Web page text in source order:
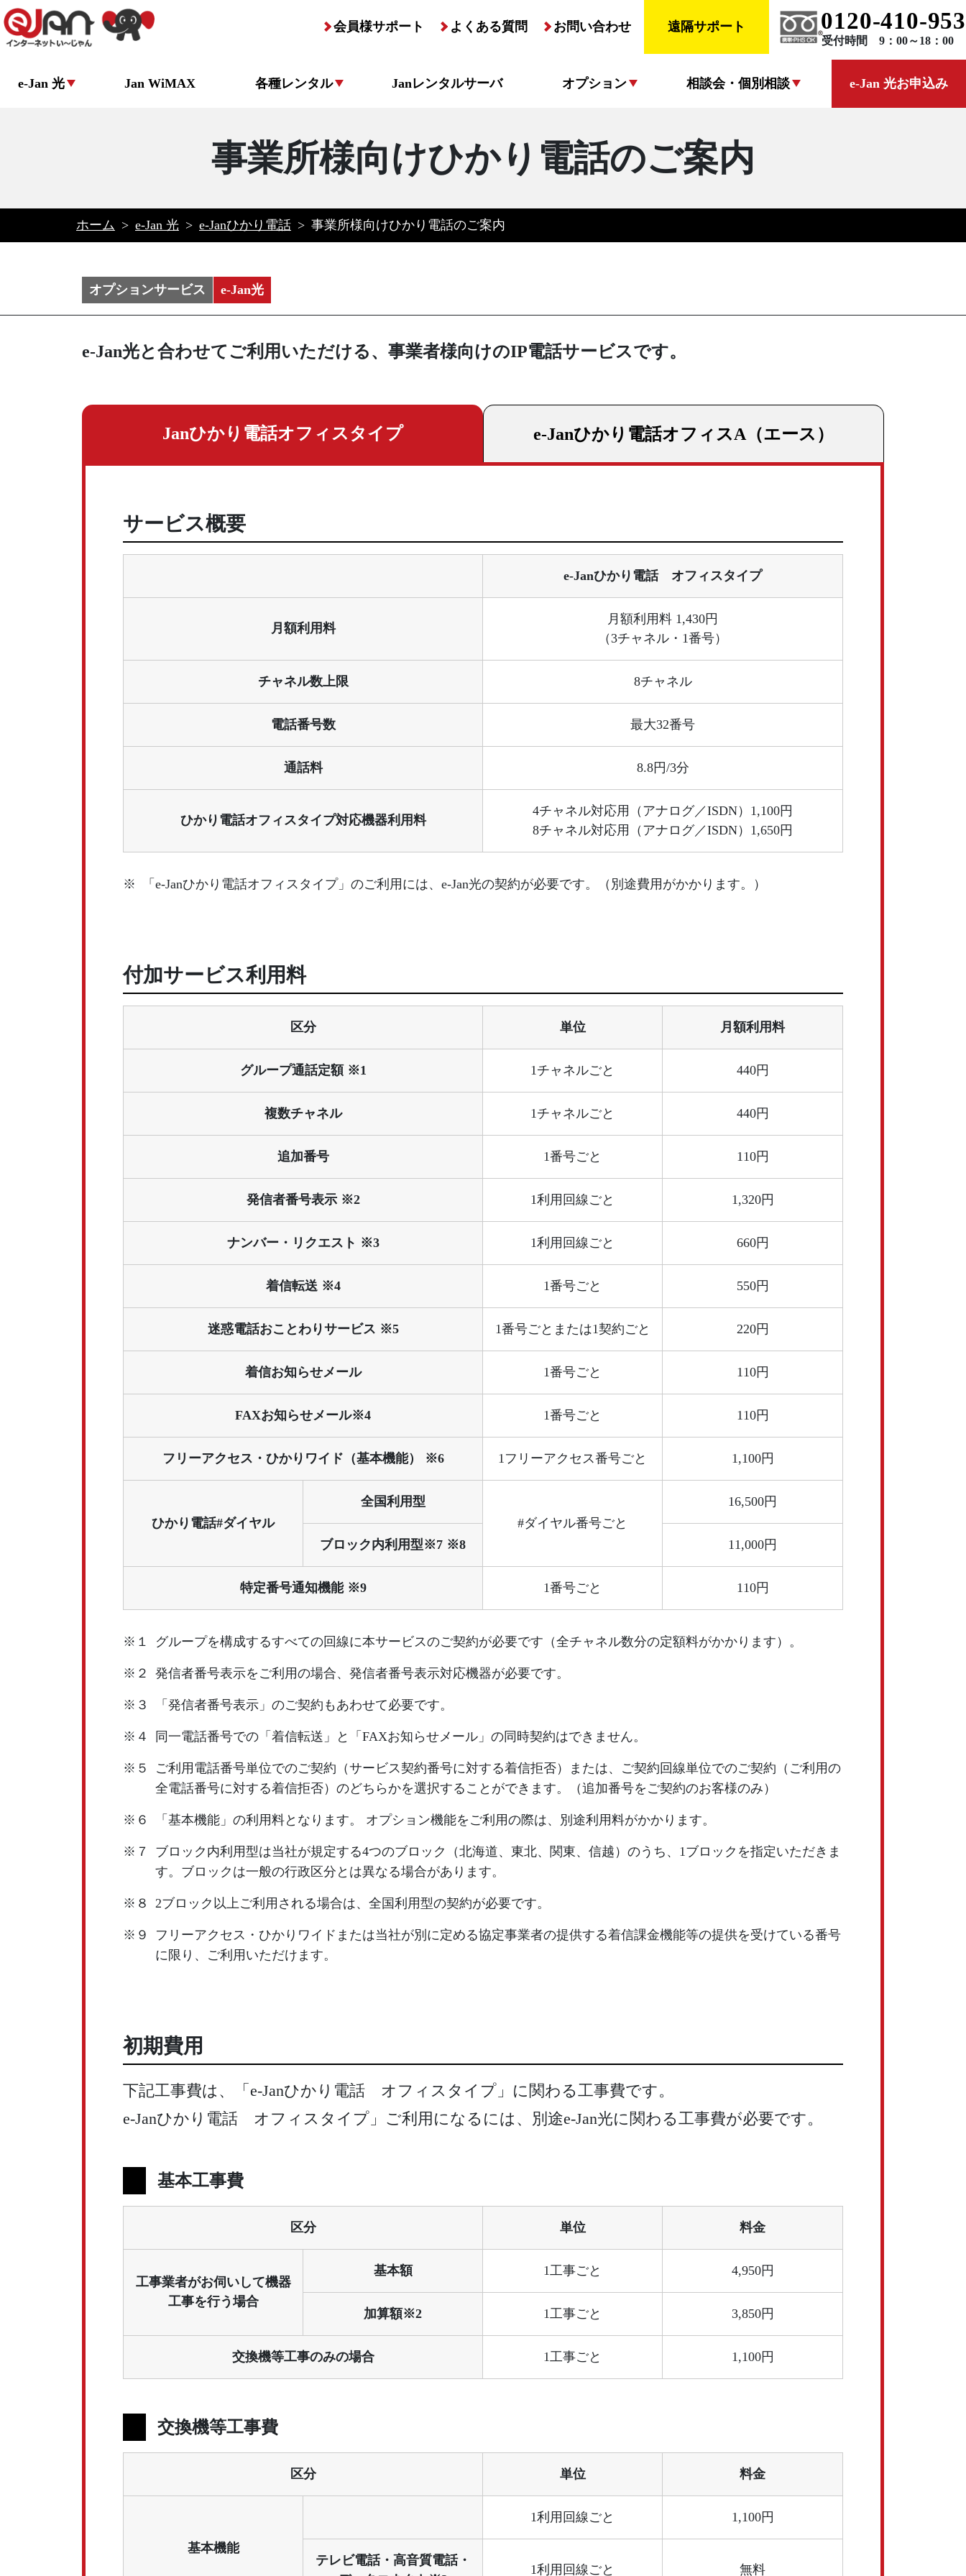
会員様サポート よくある質問 お問い合わせ 遠隔サポート 0120-410-953
受付時間 9：00～18：00
e-Jan 光 Jan WiMAX 各種レンタル Janレンタルサーバ オプション 相談会・個別相談 e-Jan 光お申込み
事業所様向けひかり電話のご案内
ホーム > e-Jan 光 > e-Janひかり電話 > 事業所様向けひかり電話のご案内
オプションサービス e-Jan光
e-Jan光と合わせてご利用いただける、事業者様向けのIP電話サービスです。
Janひかり電話オフィスタイプ e-Janひかり電話オフィスA（エース）
サービス概要
e-Janひかり電話 オフィスタイプ
月額利用料
月額利用料 1,430円
（3チャネル・1番号）
チャネル数上限 8チャネル
電話番号数 最大32番号
通話料 8.8円/3分
ひかり電話オフィスタイプ対応機器利用料
4チャネル対応用（アナログ／ISDN）1,100円
8チャネル対応用（アナログ／ISDN）1,650円
※ 「e-Janひかり電話オフィスタイプ」のご利用には、e-Jan光の契約が必要です。（別途費用がかかります。）
付加サービス利用料
区分 単位 月額利用料
グループ通話定額 ※1 1チャネルごと 440円
複数チャネル 1チャネルごと 440円
追加番号 1番号ごと 110円
発信者番号表示 ※2 1利用回線ごと 1,320円
ナンバー・リクエスト ※3 1利用回線ごと 660円
着信転送 ※4 1番号ごと 550円
迷惑電話おことわりサービス ※5 1番号ごとまたは1契約ごと 220円
着信お知らせメール 1番号ごと 110円
FAXお知らせメール※4 1番号ごと 110円
フリーアクセス・ひかりワイド（基本機能） ※6 1フリーアクセス番号ごと 1,100円
ひかり電話#ダイヤル
全国利用型
#ダイヤル番号ごと
16,500円
ブロック内利用型※7 ※8 11,000円
特定番号通知機能 ※9 1番号ごと 110円
※１ グループを構成するすべての回線に本サービスのご契約が必要です（全チャネル数分の定額料がかかります）。
※２ 発信者番号表示をご利用の場合、発信者番号表示対応機器が必要です。
※３ 「発信者番号表示」のご契約もあわせて必要です。
※４ 同一電話番号での「着信転送」と「FAXお知らせメール」の同時契約はできません。
※５
ご利用電話番号単位でのご契約（サービス契約番号に対する着信拒否）または、ご契約回線単位でのご契約（ご利用の
全電話番号に対する着信拒否）のどちらかを選択することができます。（追加番号をご契約のお客様のみ）
※６ 「基本機能」の利用料となります。 オプション機能をご利用の際は、別途利用料がかかります。
※７
ブロック内利用型は当社が規定する4つのブロック（北海道、東北、関東、信越）のうち、1ブロックを指定いただきま
す。ブロックは一般の行政区分とは異なる場合があります。
※８ 2ブロック以上ご利用される場合は、全国利用型の契約が必要です。
※９
フリーアクセス・ひかりワイドまたは当社が別に定める協定事業者の提供する着信課金機能等の提供を受けている番号
に限り、ご利用いただけます。
初期費用
下記工事費は、「e-Janひかり電話 オフィスタイプ」に関わる工事費です。
e-Janひかり電話 オフィスタイプ」ご利用になるには、別途e-Jan光に関わる工事費が必要です。
基本工事費
区分 単位 料金
工事業者がお伺いして機器
工事を行う場合
基本額 1工事ごと 4,950円
加算額※2 1工事ごと 3,850円
交換機等工事のみの場合 1工事ごと 1,100円
交換機等工事費
区分 単位 料金
基本機能
1利用回線ごと 1,100円
テレビ電話・高音質電話・
1利用回線ごと 無料